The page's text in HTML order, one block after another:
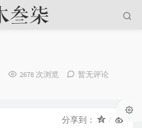
2678 次浏览
暂无评论
分享到：